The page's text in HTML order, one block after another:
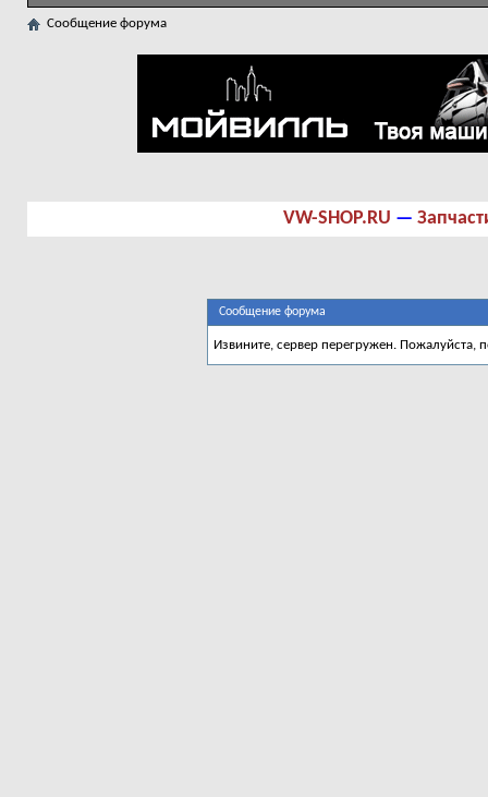
Сообщение форума
VW-SHOP.RU —
Сообщение форума
Извините, сервер перегружен. Пожалуйста,